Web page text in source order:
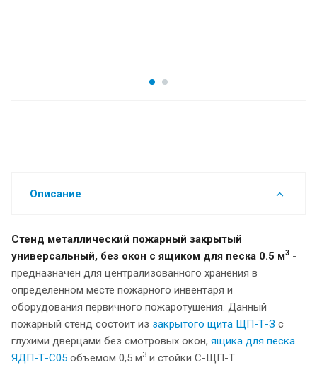
Описание
Стенд металлический пожарный закрытый
универсальный, без окон с ящиком для песка 0.5 м3 -
предназначен для централизованного хранения в
определённом месте пожарного инвентаря и
оборудования первичного пожаротушения. Данный
пожарный стенд состоит из закрытого щита ЩП-Т-З с
глухими дверцами без смотровых окон, ящика для песка
ЯДП-Т-С05 объемом 0,5 м3 и стойки С-ЩП-Т.